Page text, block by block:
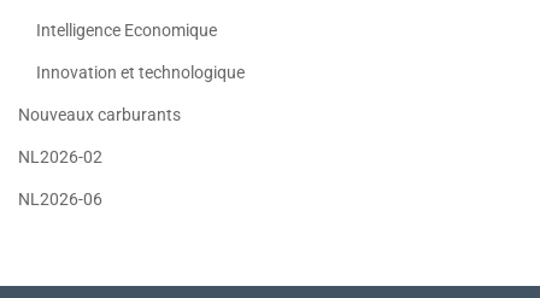
Intelligence Economique
Innovation et technologique
Nouveaux carburants
NL2026-02
NL2026-06